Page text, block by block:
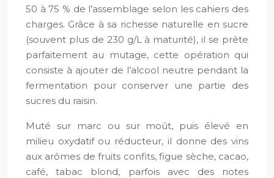
50 à 75 % de l’assemblage selon les cahiers des
charges. Grâce à sa richesse naturelle en sucre
(souvent plus de 230 g/L à maturité), il se prête
parfaitement au mutage, cette opération qui
consiste à ajouter de l’alcool neutre pendant la
fermentation pour conserver une partie des
sucres du raisin.
Muté sur marc ou sur moût, puis élevé en
milieu oxydatif ou réducteur, il donne des vins
aux arômes de fruits confits, figue sèche, cacao,
café, tabac blond, parfois avec des notes